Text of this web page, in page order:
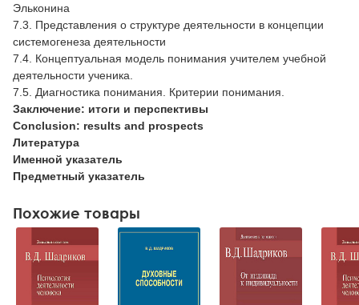
Эльконина
7.3. Представления о структуре деятельности в концепции
системогенеза деятельности
7.4. Концептуальная модель понимания учителем учебной
деятельности ученика.
7.5. Диагностика понимания. Критерии понимания.
Заключение: итоги и перспективы
Conclusion: results and prospects
Литература
Именной указатель
Предметный указатель
Похожие товары